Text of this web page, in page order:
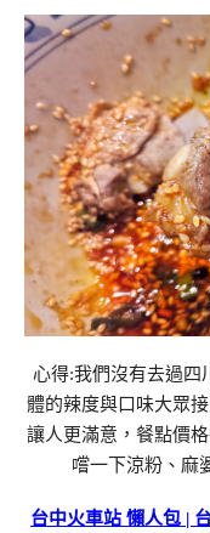
心得:我們沒有去過四
體的辣度與口味大眾
讓人更滿意，餐點價
嚐一下涼粉、麻
台中火車站 懶人包 |